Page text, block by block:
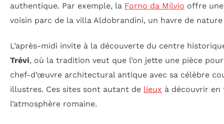
authentique. Par exemple, la Forno da Milvio offre
voisin parc de la villa Aldobrandini, un havre de
L’après-midi invite à la découverte du centre
Trévi, où la tradition veut que l’on jette une pièce
chef-d’œuvre architectural antique avec sa célèbre
illustres. Ces sites sont autant de lieux à découvrir en
l’atmosphère romaine.